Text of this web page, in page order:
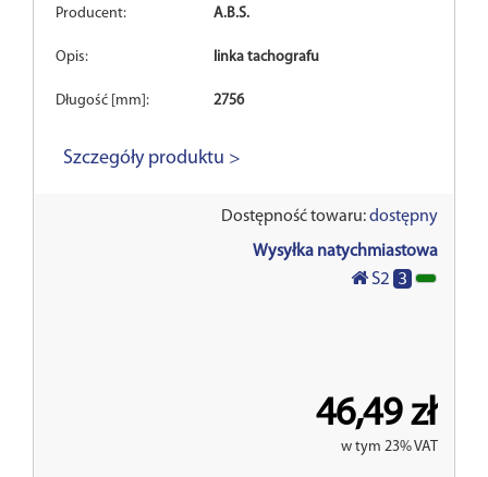
Producent: A.B.S.
Opis: linka tachografu
Długość [mm]: 2756
Szczegóły produktu >
Dostępność towaru:dostępny
Wysyłka natychmiastowa
S2 3
46,49 zł
w tym 23% VAT